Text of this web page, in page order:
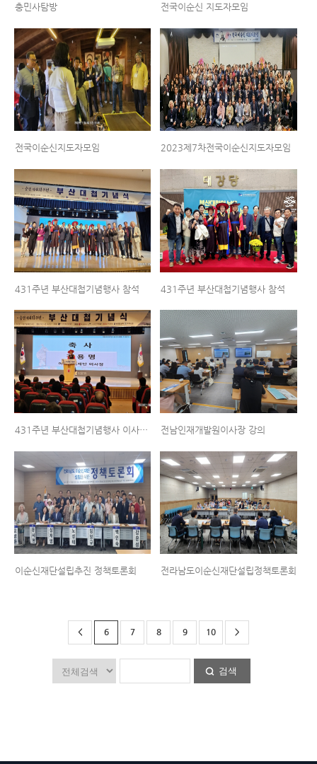
충민사탐방 전국이순신 지도자모임
전국이순신지도자모임 2023제7차전국이순신지도자모임
431주년 부산대첩기념행사 참석 431주년 부산대첩기념행사 참석
431주년 부산대첩기념행사 이사장축사 전남인재개발원이사장 강의
이순신재단설립추진 정책토론회 전라남도이순신재단설립정책토론회
< 6 7 8 9 10 >
검색